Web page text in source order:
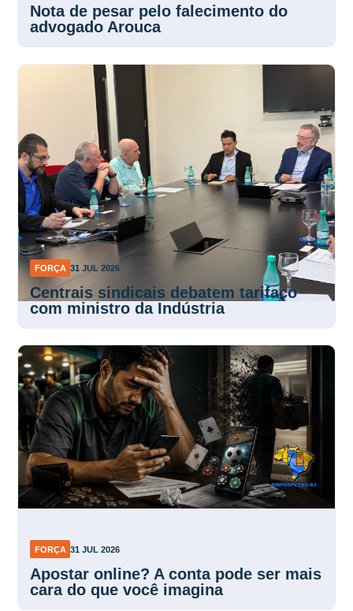
Nota de pesar pelo falecimento do
advogado Arouca
FORÇA 31 JUL 2026
Centrais sindicais debatem tarifaço
com ministro da Indústria
FORÇA 31 JUL 2026
Apostar online? A conta pode ser mais
cara do que você imagina